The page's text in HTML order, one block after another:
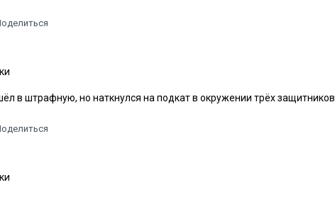
в штрафную, но наткнулся на подкат в окружении трёх защитников.